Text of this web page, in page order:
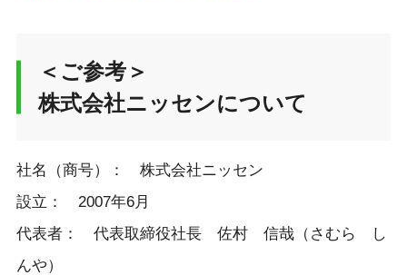
＜ご参考＞
株式会社ニッセンについて
社名（商号）： 株式会社ニッセン
設立： 2007年6月
代表者： 代表取締役社長 佐村 信哉（さむら し
んや）